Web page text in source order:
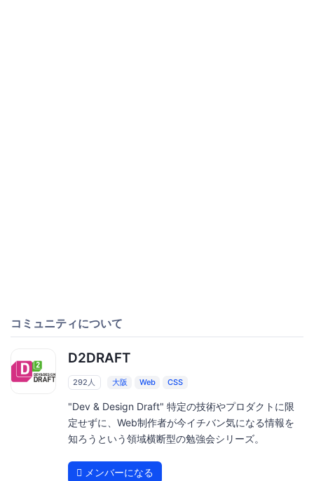
コミュニティについて
D2DRAFT
292人 大阪 Web CSS
"Dev & Design Draft" 特定の技術やプロダクトに限
定せずに、Web制作者が今イチバン気になる情報を
知ろうという領域横断型の勉強会シリーズ。
メンバーになる